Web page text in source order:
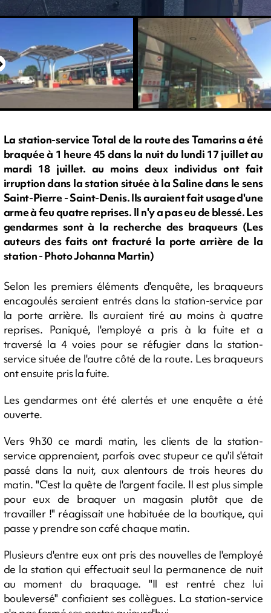
La station-service Total de la route des Tamarins a été
braquée à 1 heure 45 dans la nuit du lundi 17 juillet au
mardi 18 juillet. au moins deux individus ont fait
irruption dans la station située à la Saline dans le sens
Saint-Pierre - Saint-Denis. Ils auraient fait usage d'une
arme à feu quatre reprises. Il n'y a pas eu de blessé. Les
gendarmes sont à la recherche des braqueurs (Les
auteurs des faits ont fracturé la porte arrière de la
station - Photo Johanna Martin)
Selon les premiers éléments d'enquête, les braqueurs
encagoulés seraient entrés dans la station-service par
la porte arrière. Ils auraient tiré au moins à quatre
reprises. Paniqué, l'employé a pris à la fuite et a
traversé la 4 voies pour se réfugier dans la station-
service située de l'autre côté de la route. Les braqueurs
ont ensuite pris la fuite.
Les gendarmes ont été alertés et une enquête a été
ouverte.
Vers 9h30 ce mardi matin, les clients de la station-
service apprenaient, parfois avec stupeur ce qu'il s'était
passé dans la nuit, aux alentours de trois heures du
matin. "C'est la quête de l'argent facile. Il est plus simple
pour eux de braquer un magasin plutôt que de
travailler !" réagissait une habituée de la boutique, qui
passe y prendre son café chaque matin.
Plusieurs d'entre eux ont pris des nouvelles de l'employé
de la station qui effectuait seul la permanence de nuit
au moment du braquage. "Il est rentré chez lui
bouleversé" confiaient ses collègues. La station-service